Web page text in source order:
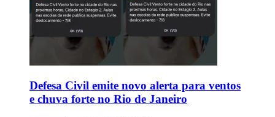
Defesa Civil emite novo alerta para ventos
e chuva forte no Rio de Janeiro